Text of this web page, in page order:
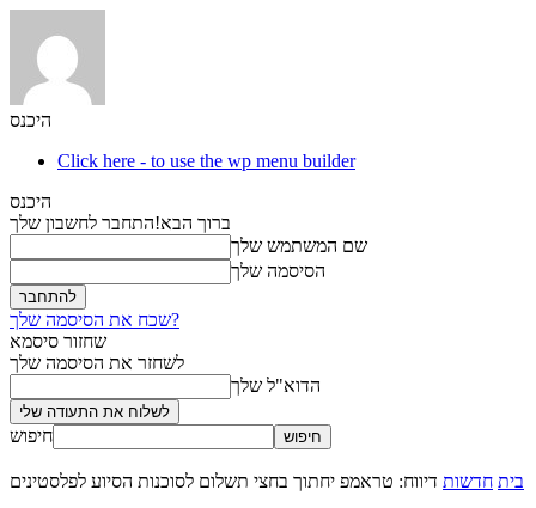
היכנס
Click here - to use the wp menu builder
היכנס
ברוך הבא!התחבר לחשבון שלך
שם המשתמש שלך
הסיסמה שלך
שכח את הסיסמה שלך?
שחזור סיסמא
לשחזר את הסיסמה שלך
הדוא"ל שלך
חיפוש
בית חדשות דיווח: טראמפ יחתוך בחצי תשלום לסוכנות הסיוע לפלסטינים